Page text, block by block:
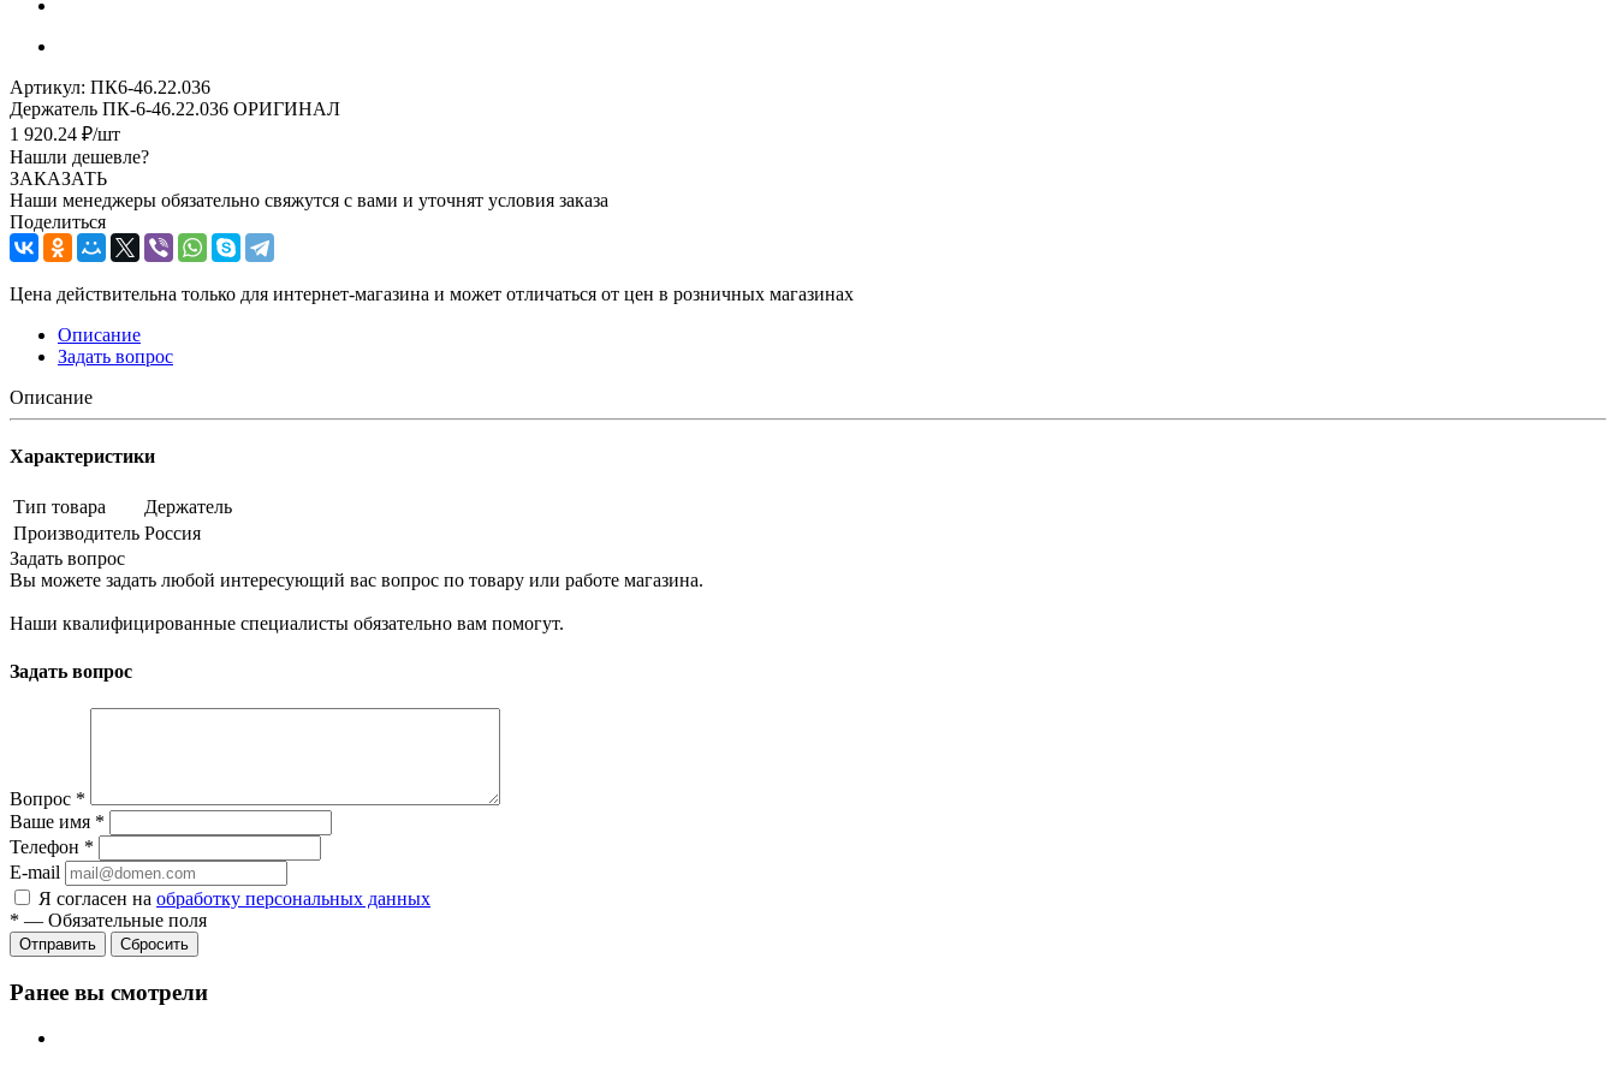
Артикул: ПК6-46.22.036
Держатель ПК-6-46.22.036 ОРИГИНАЛ
1 920.24 ₽/шт
Нашли дешевле?
ЗАКАЗАТЬ
Наши менеджеры обязательно свяжутся с вами и уточнят условия заказа
Поделиться
Цена действительна только для интернет-магазина и может отличаться от цен в розничных магазинах
Описание
Задать вопрос
Описание
Характеристики
Тип товара
Держатель
Производитель Россия
Задать вопрос
Вы можете задать любой интересующий вас вопрос по товару или работе магазина.
Наши квалифицированные специалисты обязательно вам помогут.
Задать вопрос
Вопрос *
Ваше имя *
Телефон *
E-mail
Я согласен на обработку персональных данных
* — Обязательные поля
Сбросить
Ранее вы смотрели